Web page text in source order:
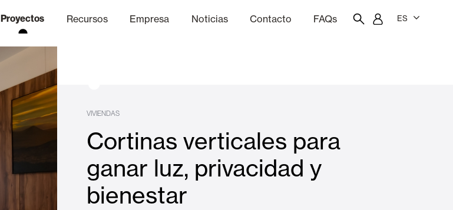
Cortinas interiores y estores
Proyectos Recursos
Acabados
Empresa Noticias Contacto FAQs ES
VIVIENDAS
Cortinas verticales para
ganar luz, privacidad y
bienestar